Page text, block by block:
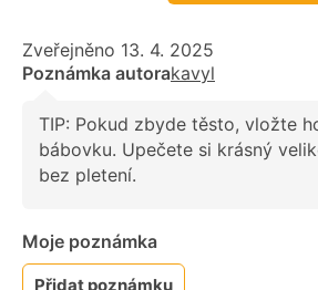
Zveřejněno 13. 4. 2025
Poznámka autorakavyl
TIP: Pokud zbyde těsto, vložte
bábovku. Upečete si krásný
bez pletení.
Moje poznámka
Přidat poznámku